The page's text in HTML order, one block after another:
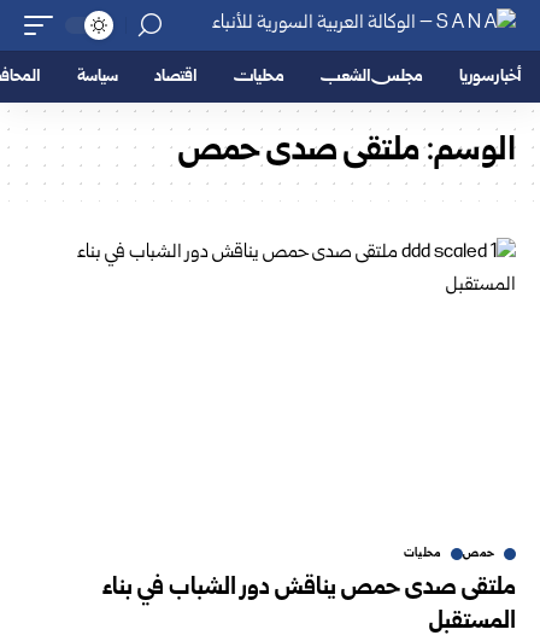
أخبار سوريا مجلس الشعب محليات اقتصاد سياسة
الوسم:ملتقى صدى حمص
حمص محليات
ملتقى صدى حمص يناقش دور الشباب في بناء
المستقبل